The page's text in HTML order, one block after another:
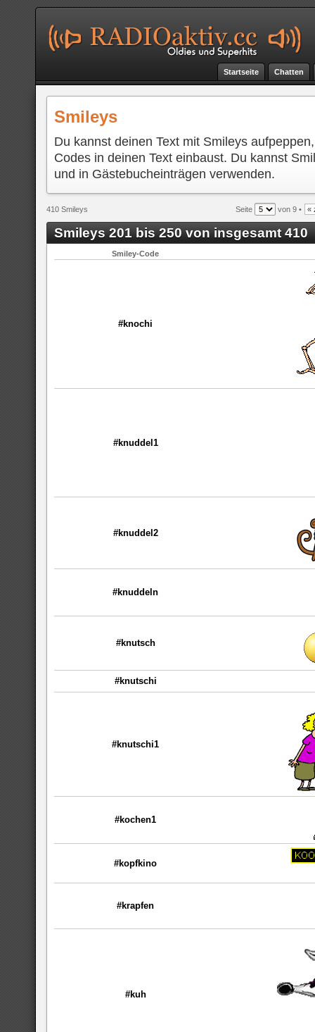
Chatten
Startseite
Smileys
Du kannst deinen Text mit Smileys
Codes in deinen Text einbaust. Du kannst
und in Gästebucheinträgen verwenden.
Seite von 9 • «
410 Smileys
Smileys 201 bis 250 von insgesamt 410
Smiley-Code
#knochi
#knuddel1
#knuddel2
#knuddeln
#knutsch
#knutschi
#knutschi1
#kochen1
#kopfkino
#krapfen
#kuh